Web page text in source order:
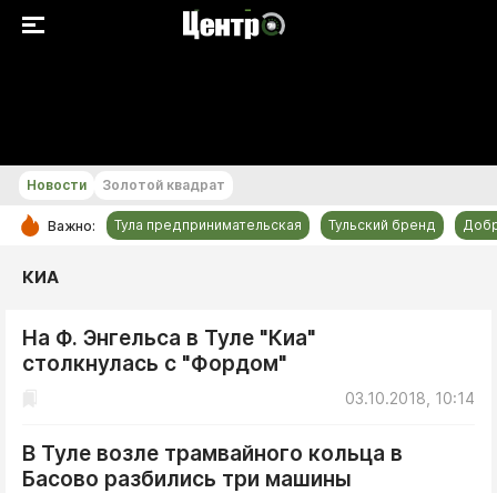
Культура
Происшествия
Тульский бренд
Тула предпринимательская
Новости Золотой квадрат
Важно: Тула предпринимательская Тульский бренд
КИА
На Ф. Энгельса в Туле "Киа"
столкнулась с "Фордом"
03.10.2018, 10:14
В Туле возле трамвайного кольца в
Басово разбились три машины